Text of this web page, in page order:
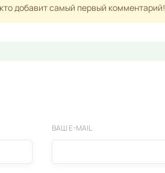
добавит самый первый комментарий!
ВАШ E-MAIL